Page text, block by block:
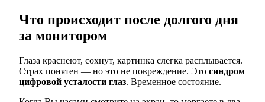
Что происходит после долгого дня
за монитором
Глаза краснеют, сохнут, картинка слегка расплывается.
Страх понятен — но это не повреждение. Это синдром
цифровой усталости глаз. Временное состояние.